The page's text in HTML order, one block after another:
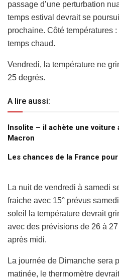
passage d’une perturbation
temps estival devrait se
prochaine. Côté températures
temps chaud.
Vendredi, la température ne
25 degrés.
A lire aussi:
Insolite – il achète une voiture
Macron
Les chances de la France
La nuit de vendredi à samedi
fraiche avec 15° prévus
soleil la température devrait
avec des prévisions de 26 à
après midi.
La journée de Dimanche sera
matinée, le thermomètre